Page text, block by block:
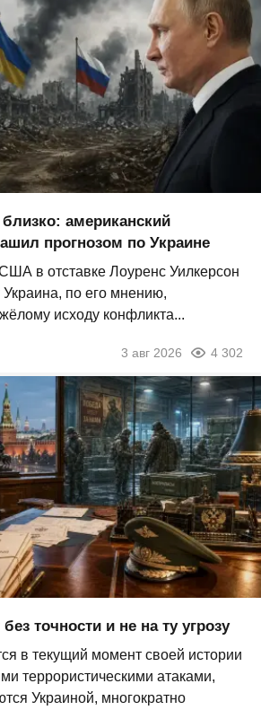
американский
прогнозом по Украине
в отставке Лоуренс Уилкерсон
Украина, по его мнению,
исходу конфликта...
3 авг 2026 4 302
точности и не на ту угрозу
в текущий момент своей истории
террористическими атаками,
Украиной, многократно